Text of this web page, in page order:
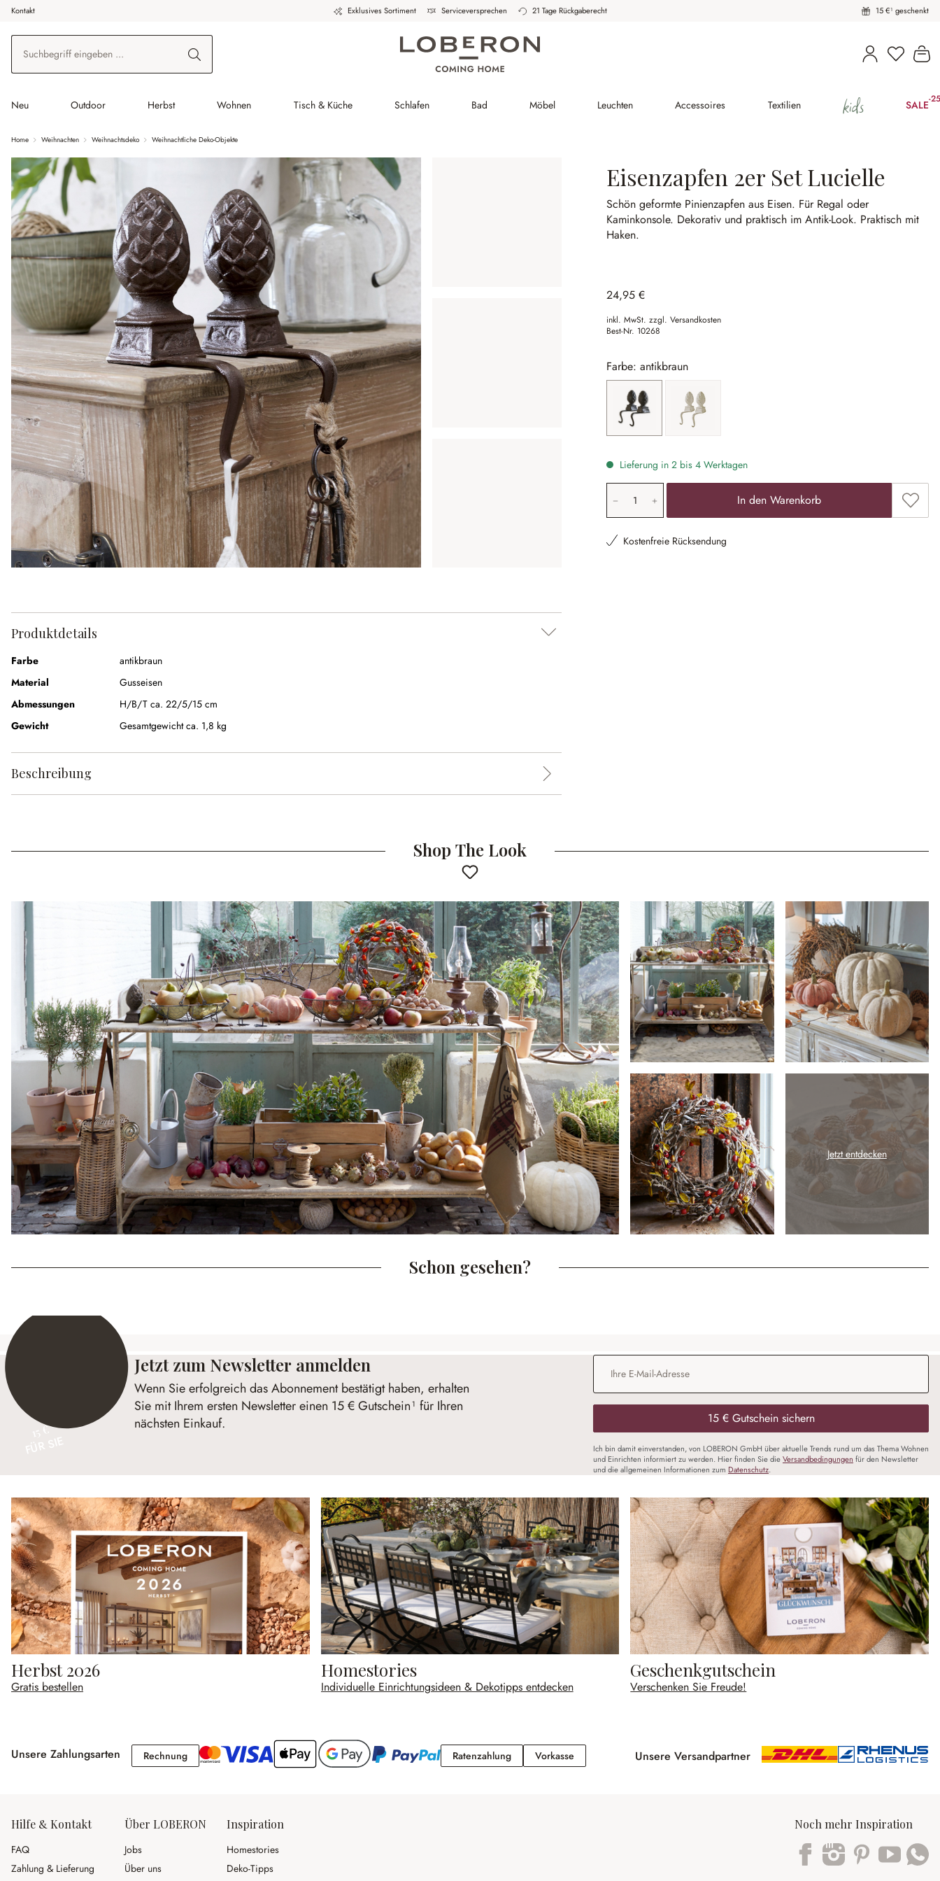
Hauptinhalt springen
Zur Suche springen
Zur Hauptnavigation springen
Kontakt Exklusives Sortiment Serviceversprechen 21 Tage Rückgaberecht 15 €¹ geschenkt
Neu Outdoor Herbst Wohnen Tisch & Küche Schlafen Bad Möbel Leuchten Accessoires Textilien kids SALE-
Home Weihnachten Weihnachtsdeko Weihnachtliche Deko-Objekte
Eisenzapfen 2er Set Lucielle
Schön geformte Pinienzapfen aus Eisen. Für Regal oder
Kaminkonsole. Dekorativ und praktisch im Antik-Look. Praktisch mit
Haken.
24,95 €
inkl. MwSt. zzgl. Versandkosten
Best-Nr. 10268
Farbe: antikbraun
antikbraun antikweiß
Lieferung in 2 bis 4 Werktagen
Produkt Anzahl: Gib den gewünschten Wert
In den Warenkorb Zum
Kostenfreie Rücksendung
Produktdetails
Farbe
antikbraun
Material
Gusseisen
Abmessungen
H/B/T ca. 22/5/15 cm
Gewicht
Gesamtgewicht ca. 1,8 kg
Beschreibung
Shop The Look
Jetzt entdecken
Schon gesehen?
15 €
Jetzt zum Newsletter anmelden
Wenn Sie erfolgreich das Abonnement bestätigt haben, erhalten
Sie mit Ihrem ersten Newsletter einen 15 € Gutschein¹ für Ihren
nächsten Einkauf.
E-Mail-Adresse
15 € Gutschein sichern
Ich bin damit einverstanden, von LOBERON GmbH über aktuelle Trends rund um das Thema Wohnen
und Einrichten informiert zu werden. Hier finden Sie dieVersandbedingungen für den Newsletter
und die allgemeinen Informationen zum Datenschutz.
Herbst 2026
Gratis bestellen
Homestories
Individuelle Einrichtungsideen & Dekotipps entdecken
Geschenkgutschein
Verschenken Sie Freude!
Unsere Zahlungsarten RechnungRechnung RatenzahlungRatenzahlung
VorkasseVorkasse Unsere Versandpartner
Hilfe & Kontakt
FAQ
Zahlung & Lieferung
Über LOBERON
Jobs
Über uns
Inspiration
Homestories
Deko-Tipps
Noch mehr Inspiration